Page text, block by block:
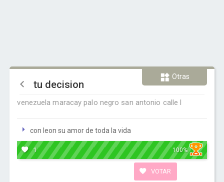
Otras
tu decision
venezuela maracay palo negro san antonio calle l
con leon su amor de toda la vida
1 100%
VOTAR